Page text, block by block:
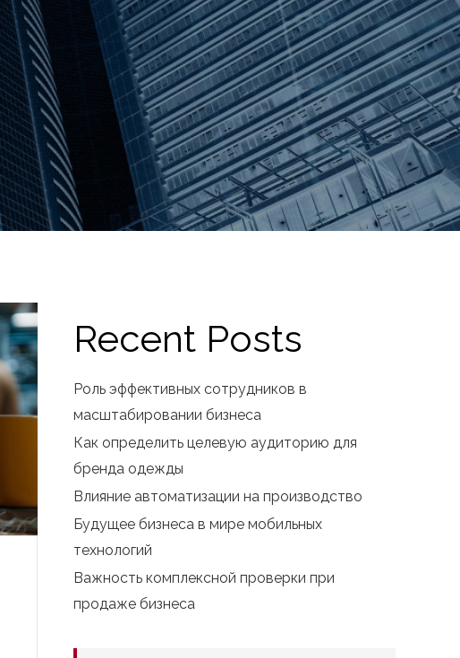
Recent Posts
Роль эффективных сотрудников в
масштабировании бизнеса
Как определить целевую аудиторию для
бренда одежды
Влияние автоматизации на производство
Будущее бизнеса в мире мобильных
технологий
Важность комплексной проверки при
продаже бизнеса